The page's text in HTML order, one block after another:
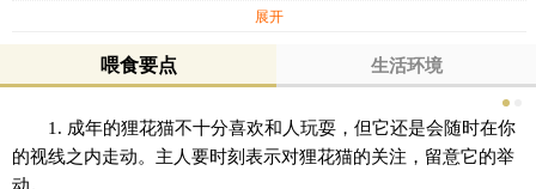
展开
喂食要点 生活环境
1. 成年的狸花猫不十分喜欢和人玩耍，但它还是会随时在你
的视线之内走动。主人要时刻表示对狸花猫的关注，留意它的举